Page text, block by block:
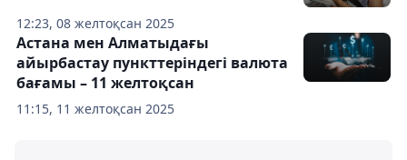
12:23, 08 желтоқсан 2025
11:15, 11 желтоқсан 2025
Астана мен Алматыдағы
айырбастау пункттеріндегі валюта
бағамы – 11 желтоқсан